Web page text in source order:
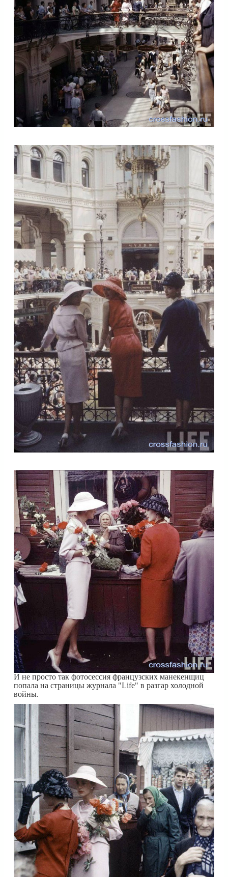
И не просто так фотосессия французских манекенщиц
попала на страницы журнала "Life" в разгар холодной
войны.